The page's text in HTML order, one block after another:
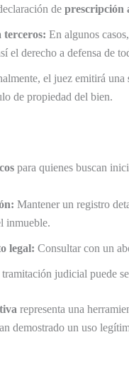
de prescripción
terceros: En algunos
el derecho a defensa de
el juez emitirá una
de propiedad del bien.
para quienes buscan
Mantener un registro
inmueble.
legal: Consultar con un
judicial puede
representa una
demostrado un uso